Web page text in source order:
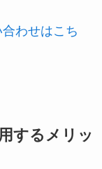
わせはこち
するメリッ